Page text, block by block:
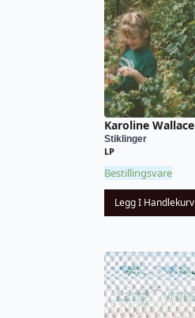
Karoline Wallace
Stiklinger
LP
Bestillingsvare
Legg I Handlekurv